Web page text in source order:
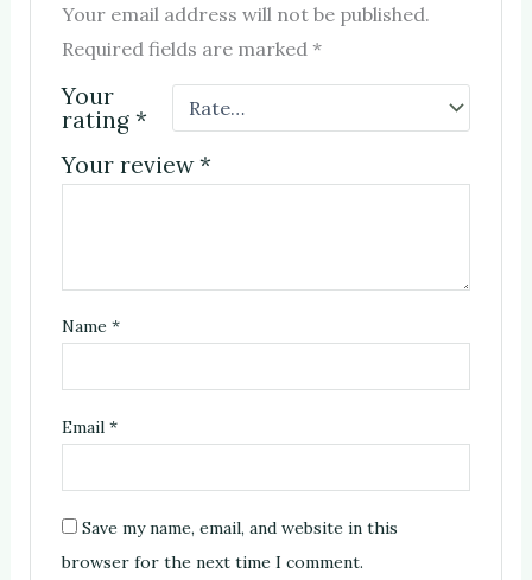
Your email address will not be published.
Required fields are marked*
Your
rating*
Your review*
Name*
Email*
Save my name, email, and website in this
browser for the next time I comment.